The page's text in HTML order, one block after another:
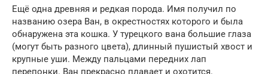
Ещё одна древняя и редкая порода. Имя получил по
названию озера Ван, в окрестностях которого и была
обнаружена эта кошка. У турецкого вана большие глаза
(могут быть разного цвета), длинный пушистый хвост и
крупные уши. Между пальцами передних лап
перепонки. Ван прекрасно плавает и охотится.